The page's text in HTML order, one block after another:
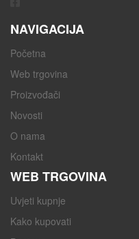
NAVIGACIJA
Početna
Web trgovina
Proizvođači
Novosti
O nama
Kontakt
WEB TRGOVINA
Uvjeti kupnje
Kako kupovati